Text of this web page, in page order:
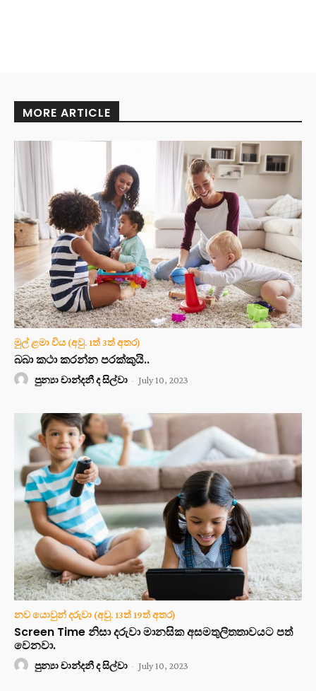
MORE ARTICLE
මුල් ළමා විය (අවු. 1ත් 3ත් අතර)
බබා කථා කරන්න පරක්කුයි..
පුන්‍යා චාන්දනී ද සිල්වා - July 10, 2023
නව යොවුන් දරුවා (අවු. 13ත් 19ත් අතර)
Screen Time නිසා දරුවා මානසික අසමතුලිතතාවයට පත්
වෙනවා.
පුන්‍යා චාන්දනී ද සිල්වා - July 10, 2023